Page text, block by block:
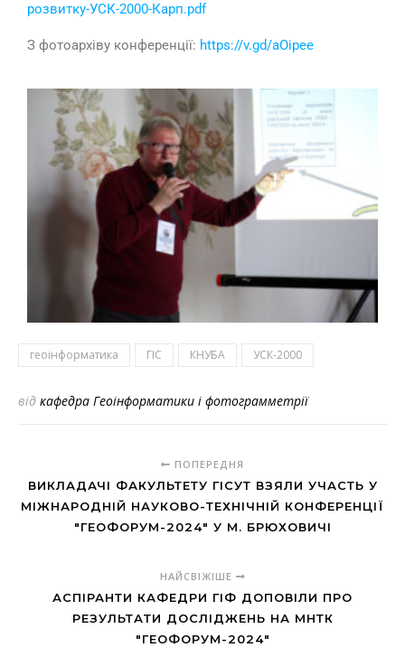
розвитку-УСК-2000-Карп.pdf
З фотоархіву конференції: https://v.gd/aOipee
геоінформатика ГІС КНУБА УСК-2000
від кафедра Геоінформатики і фотограмметрії
ПОПЕРЕДНЯ
ВИКЛАДАЧІ ФАКУЛЬТЕТУ ГІСУТ ВЗЯЛИ УЧАСТЬ У
МІЖНАРОДНІЙ НАУКОВО-ТЕХНІЧНІЙ КОНФЕРЕНЦІЇ
"ГЕОФОРУМ-2024" У М. БРЮХОВИЧІ
НАЙСВІЖІШЕ
АСПІРАНТИ КАФЕДРИ ГІФ ДОПОВІЛИ ПРО
РЕЗУЛЬТАТИ ДОСЛІДЖЕНЬ НА МНТК
"ГЕОФОРУМ-2024"